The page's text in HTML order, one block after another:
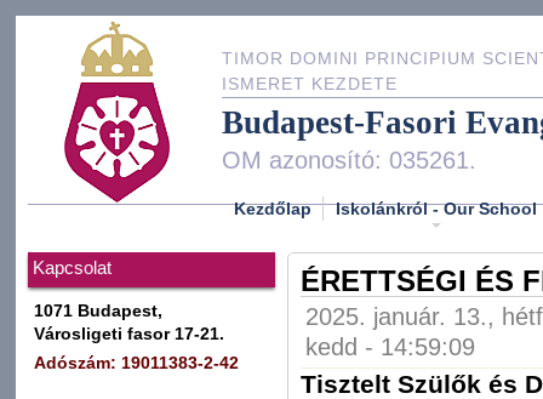
TIMOR DOMINI PRINCIPIUM
ISMERET KEZDETE
Budapest-Fasori
OM azonosító: 035261.
Kezdőlap Iskolánkról - Our School
Kapcsolat
1071 Budapest,
Városligeti fasor 17-21.
Adószám: 19011383-2-42
ÉRETTSÉGI ÉS
2025. január. 13.,
kedd - 14:59:09
Tisztelt Szülők és